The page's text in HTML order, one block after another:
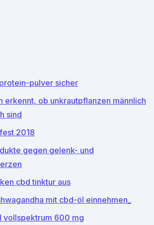
pulver sicher
erkennt, ob unkrautpflanzen männlich
sind
2018
gegen gelenk- und
cbd tinktur aus
mit cbd-öl einnehmen_
vollspektrum 600 mg